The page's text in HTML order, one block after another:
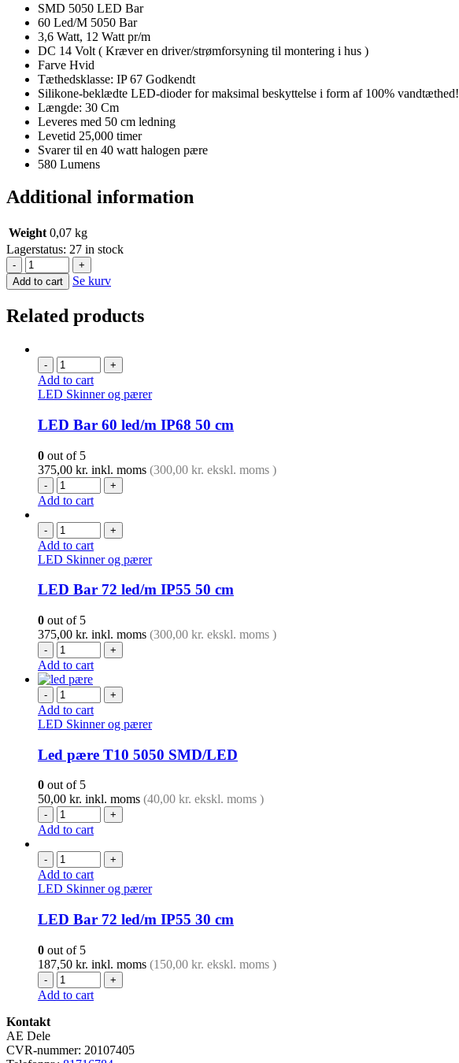
SMD 5050 LED Bar
60 Led/M 5050 Bar
3,6 Watt, 12 Watt pr/m
DC 14 Volt ( Kræver en driver/strømforsyning til montering i hus )
Farve Hvid
Tæthedsklasse: IP 67 Godkendt
Silikone-beklædte LED-dioder for maksimal beskyttelse i form af 100% vandtæthed!
Længde: 30 Cm
Leveres med 50 cm ledning
Levetid 25,000 timer
Svarer til en 40 watt halogen pære
580 Lumens
Additional information
Weight 0,07 kg
Lagerstatus: 27 in stock
-
+
Add to cart
Se kurv
Related products
- +
Add to cart
LED Skinner og pærer
LED Bar 60 led/m IP68 50 cm
0 out of 5
375,00 kr. inkl. moms (300,00 kr. ekskl. moms )
- +
Add to cart
- +
Add to cart
LED Skinner og pærer
LED Bar 72 led/m IP55 50 cm
0 out of 5
375,00 kr. inkl. moms (300,00 kr. ekskl. moms )
- +
Add to cart
- +
Add to cart
LED Skinner og pærer
Led pære T10 5050 SMD/LED
0 out of 5
50,00 kr. inkl. moms (40,00 kr. ekskl. moms )
- +
Add to cart
- +
Add to cart
LED Skinner og pærer
LED Bar 72 led/m IP55 30 cm
0 out of 5
187,50 kr. inkl. moms (150,00 kr. ekskl. moms )
- +
Add to cart
Kontakt
AE Dele
CVR-nummer: 20107405